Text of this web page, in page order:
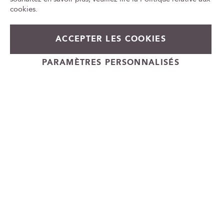
cookies.
ACCEPTER LES COOKIES
PARAMÈTRES PERSONNALISÉS